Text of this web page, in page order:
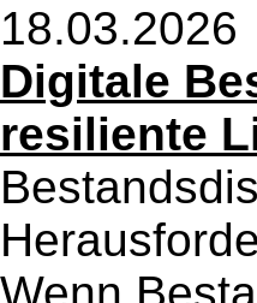
18.03.2026
Digitale
resiliente